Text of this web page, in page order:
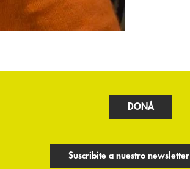
DONÁ
Suscribite a nuestro newsletter